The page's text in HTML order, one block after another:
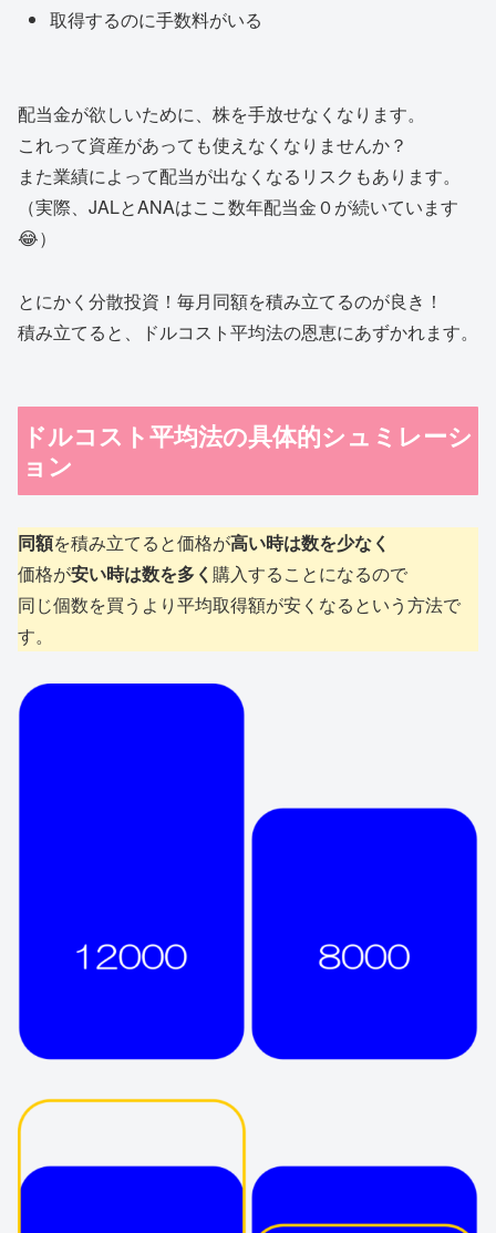
取得するのに手数料がいる
配当金が欲しいために、株を手放せなくなります。
これって資産があっても使えなくなりませんか？
また業績によって配当が出なくなるリスクもあります。
（実際、JALとANAはここ数年配当金０が続いています
😂）
とにかく分散投資！毎月同額を積み立てるのが良き！
積み立てると、ドルコスト平均法の恩恵にあずかれます。
ドルコスト平均法の具体的シュミレーシ
ョン
同額を積み立てると価格が高い時は数を少なく
価格が安い時は数を多く 購入することになるので
同じ個数を買うより平均取得額が安くなるという方法で
す。